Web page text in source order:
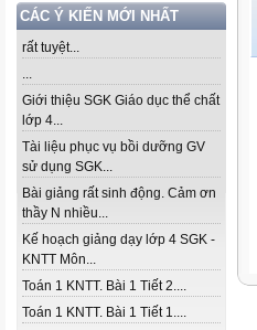
CÁC Ý KIẾN MỚI NHẤT
rất tuyệt...
...
Giới thiệu SGK Giáo dục thể chất
lớp 4...
Tài liệu phục vụ bồi dưỡng GV
sử dụng SGK...
Bài giảng rất sinh động. Cảm ơn
thầy N nhiều...
Kế hoạch giảng dạy lớp 4 SGK -
KNTT Môn...
Toán 1 KNTT. Bài 1 Tiết 2....
Toán 1 KNTT. Bài 1 Tiết 1....